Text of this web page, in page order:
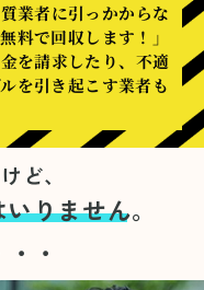
業者に引っかからな
料で回収します！」
を請求したり、不適
を引き起こす業者も
ど、
りません。
・・